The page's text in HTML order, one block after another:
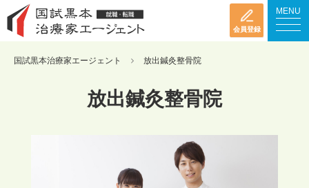
会員登録
MENU
国試黒本治療家エージェント 放出鍼灸整骨院
放出鍼灸整骨院